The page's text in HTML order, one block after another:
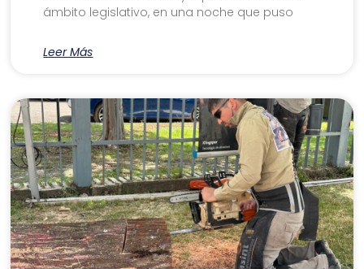
ámbito legislativo, en una noche que puso
Leer Más